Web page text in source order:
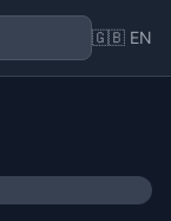
🇬🇧 EN